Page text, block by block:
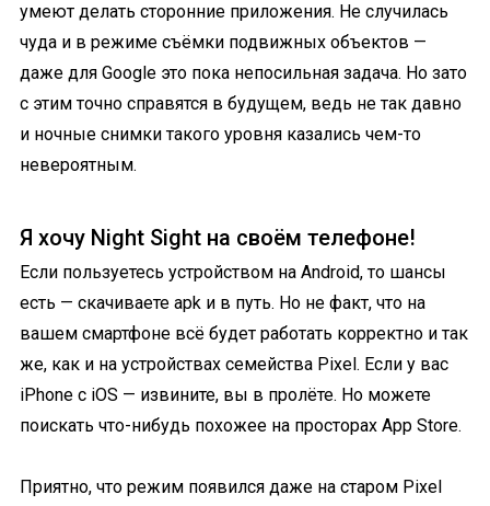
умеют делать сторонние приложения. Не случилась
чуда и в режиме съёмки подвижных объектов —
даже для Google это пока непосильная задача. Но зато
с этим точно справятся в будущем, ведь не так давно
и ночные снимки такого уровня казались чем-то
невероятным.
Я хочу Night Sight на своём телефоне!
Если пользуетесь устройством на Android, то шансы
есть — скачиваете apk и в путь. Но не факт, что на
вашем смартфоне всё будет работать корректно и так
же, как и на устройствах семейства Pixel. Если у вас
iPhone с iOS — извините, вы в пролёте. Но можете
поискать что-нибудь похожее на просторах App Store.
Приятно, что режим появился даже на старом Pixel